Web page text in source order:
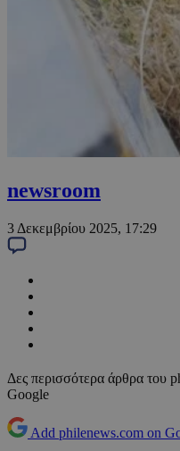
newsroom
3 Δεκεμβρίου 2025, 17:29
Δες περισσότερα άρθρα του
Google
Add philenews.com on